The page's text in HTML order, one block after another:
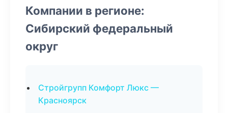
Компании в регионе:
Сибирский федеральный
округ
Стройгрупп Комфорт Люкс —
Красноярск